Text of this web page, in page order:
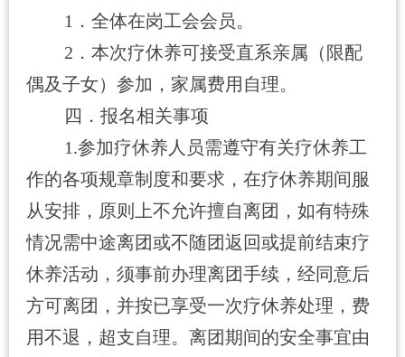
1 ．全体在岗工会会员。
2 ．本次疗休养可接受直系亲属（限配
偶及子女）参加，家属费用自理。
四．报名相关事项
1.参加疗休养人员需遵守有关疗休养工
作的各项规章制度和要求，在疗休养期间服
从安排，原则上不允许擅自离团，如有特殊
情况需中途离团或不随团返回或提前结束疗
休养活动，须事前办理离团手续，经同意后
方可离团，并按已享受一次疗休养处理，费
用不退，超支自理。离团期间的安全事宜由